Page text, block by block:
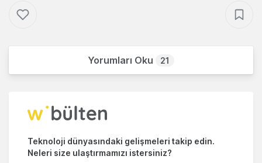
Yorumları Oku 21
Teknoloji dünyasındaki gelişmeleri takip edin.
Neleri size ulaştırmamızı istersiniz?